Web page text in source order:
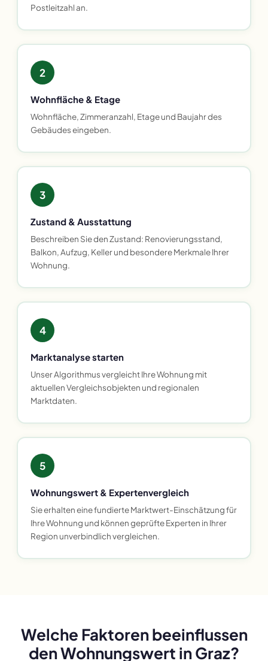
Postleitzahl an.
2
Wohnfläche & Etage
Wohnfläche, Zimmeranzahl, Etage und Baujahr des
Gebäudes eingeben.
3
Zustand & Ausstattung
Beschreiben Sie den Zustand: Renovierungsstand,
Balkon, Aufzug, Keller und besondere Merkmale Ihrer
Wohnung.
4
Marktanalyse starten
Unser Algorithmus vergleicht Ihre Wohnung mit
aktuellen Vergleichsobjekten und regionalen
Marktdaten.
5
Wohnungswert & Expertenvergleich
Sie erhalten eine fundierte Marktwert-Einschätzung für
Ihre Wohnung und können geprüfte Experten in Ihrer
Region unverbindlich vergleichen.
Welche Faktoren beeinflussen
den Wohnungswert in Graz?